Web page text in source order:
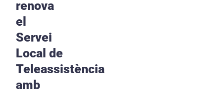
renova
el
Servei
Local de
Teleassistència
amb